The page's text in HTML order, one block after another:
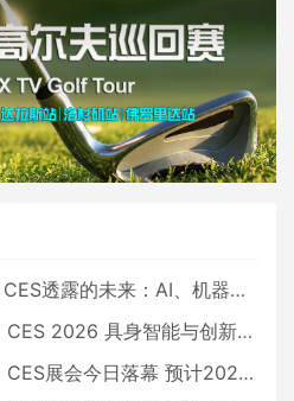
CES透露的未来：AI、机器人与智能生活大爆发
CES 2026 具身智能与创新领域 中国公司大放异彩
CES展会今日落幕 预计2026行业收入将超五千亿美元